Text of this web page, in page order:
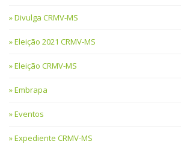
Divulga CRMV-MS
Eleição 2021 CRMV-MS
Eleição CRMV-MS
Embrapa
Eventos
Expediente CRMV-MS